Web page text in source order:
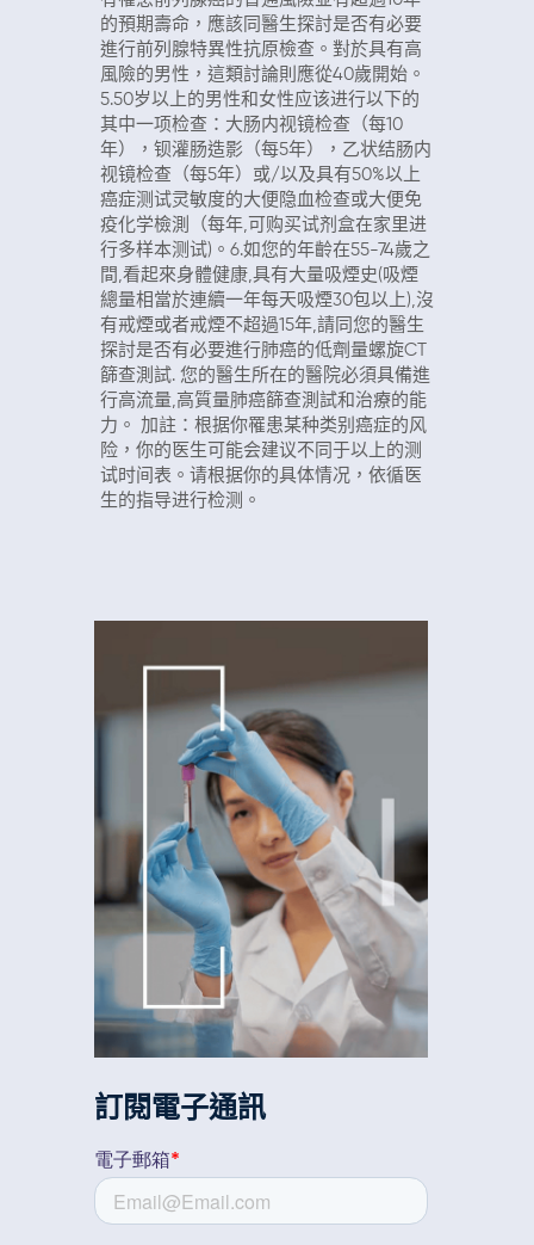
的預期壽命，應該同醫生探討是否有必要
進行前列腺特異性抗原檢查。對於具有高
風險的男性，這類討論則應從40歲開始。
5.50岁以上的男性和女性应该进行以下的
其中一项检查：大肠内视镜检查（每10
年），钡灌肠造影（每5年），乙状结肠内
视镜检查（每5年）或/以及具有50%以上
癌症测试灵敏度的大便隐血检查或大便免
疫化学檢測（每年,可购买试剂盒在家里进
行多样本测试)。6.如您的年齡在55-74歲之
間,看起來身體健康,具有大量吸煙史(吸煙
總量相當於連續一年每天吸煙30包以上),沒
有戒煙或者戒煙不超過15年,請同您的醫生
探討是否有必要進行肺癌的低劑量螺旋CT
篩查測試. 您的醫生所在的醫院必須具備進
行高流量,高質量肺癌篩查測試和治療的能
力。 加註：根据你罹患某种类别癌症的风
险，你的医生可能会建议不同于以上的测
试时间表。请根据你的具体情况，依循医
生的指导进行检测。
訂閱電子通訊